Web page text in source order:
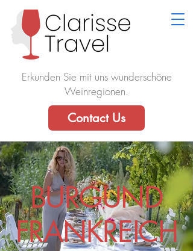
Erkunden Sie mit uns wunderschöne
Weinregionen.
Contact Us
BURGUND
FRANKREICH